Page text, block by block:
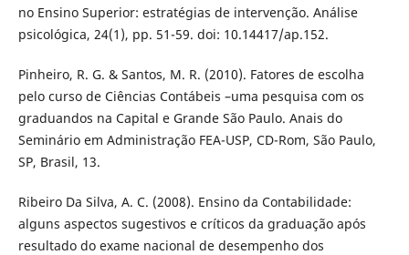
no Ensino Superior: estratégias de intervenção. Análise
psicológica, 24(1), pp. 51-59. doi: 10.14417/ap.152.
Pinheiro, R. G. & Santos, M. R. (2010). Fatores de escolha
pelo curso de Ciências Contábeis –uma pesquisa com os
graduandos na Capital e Grande São Paulo. Anais do
Seminário em Administração FEA-USP, CD-Rom, São Paulo,
SP, Brasil, 13.
Ribeiro Da Silva, A. C. (2008). Ensino da Contabilidade:
alguns aspectos sugestivos e críticos da graduação após
resultado do exame nacional de desempenho dos